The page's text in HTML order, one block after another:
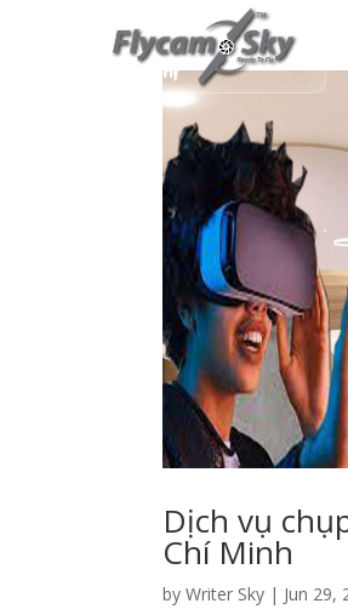
Dịch vụ
Chí Minh
byWriter Sky | Jun 29,